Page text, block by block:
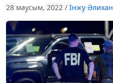
28 маусым, 2022 / Інжу Әлихан